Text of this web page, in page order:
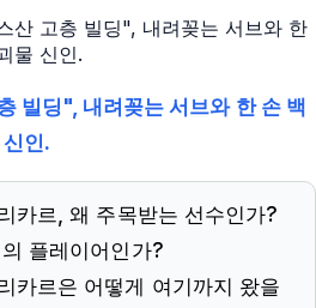
산 고층 빌딩", 내려꽂는 서브와 한
물 신인.
빌딩", 내려꽂는 서브와 한 손 백
인.
카르, 왜 주목받는 선수인가?
플레이어인가?
카르은 어떻게 여기까지 왔을